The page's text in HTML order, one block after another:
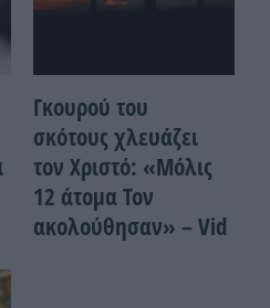
Γκουρού του
σκότους χλευάζει
τον Χριστό: «Μόλις
12 άτομα Τον
ακολούθησαν» – Vid